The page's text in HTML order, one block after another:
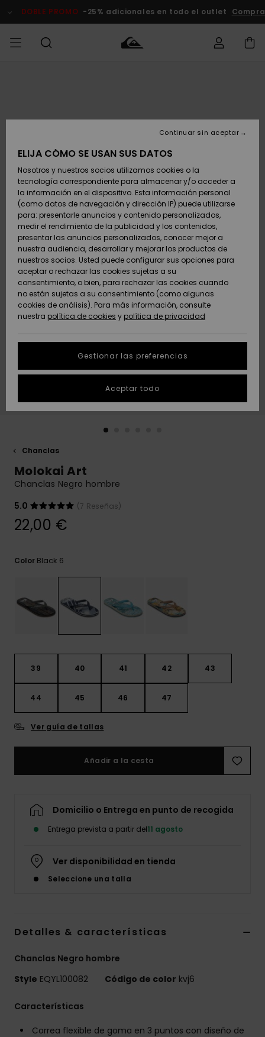
del
DOBLE PROMO -25% adicionales en todo el outlet
Zapatos y
chanclas
Surf
Snow
Novedades
Destacados
Zapatos y
chanclas
Surf
Snow
Novedades
Destacados
Destacados
Snow
SURF
Highlights
Comunidad
SNOW
Snow Niños
Tienda
Snow Mujer
Destacados
Comunidad
DOBLE
PROMO
Outlet
Mujer
AYUDA &
CONTACTO
Envio
Devoluciones
Pago
Tarjeta de
regalo
Quiksilver
Freedom
Protección de
datos
personales
Inicia una
conversación
más rápida a
respuestas a
las preguntas
contacto.
Consultar
las FAQ
SOSTENIBILIDAD
Chanclas
Molokai Art
Chanclas Negro hombre
5.0
(7 Reseñas)
22,00 €
Color Black 6
39 40 41 42 43
44 45 46 47
Ver guía de tallas
Añadir a la cesta
Domicilio o Entrega en punto de recogida
Entrega prevista a partir del11 agosto
Ver disponibilidad en tienda
Seleccione una talla
Detalles & características
Chanclas Negro hombre
Style EQYL100082 Código de color kvj6
Características
Correa flexible de goma en 3 puntos con diseño de
ELIJA CÓMO SE USAN SUS DATOS
Nosotros y nuestros socios utilizamos cookies o la
tecnología correspondiente para almacenar y/o acceder a
la información en el dispositivo. Esta información personal
(como datos de navegación y dirección IP) puede utilizarse
para: presentarle anuncios y contenido personalizados,
medir el rendimiento de la publicidad y los contenidos,
presentar las anuncios personalizados, conocer mejor a
nuestra audiencia, desarrollar y mejorar los productos de
nuestros socios. Usted puede configurar sus opciones para
aceptar o rechazar las cookies sujetas a su
consentimiento, o bien, para rechazar las cookies cuando
no están sujetas a su consentimiento (como algunas
cookies de análisis). Para más información, consulte
nuestra política de cookies y política de privacidad
Gestionar las preferencias
Continuar sin aceptar
Aceptar todo